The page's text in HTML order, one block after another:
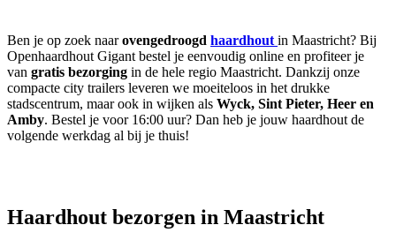
Ben je op zoek naarovengedroogd haardhout in Maastricht? Bij
Openhaardhout Gigant bestel je eenvoudig online en profiteer je
van gratis bezorging in de hele regio Maastricht. Dankzij onze
compacte city trailers leveren we moeiteloos in het drukke
stadscentrum, maar ook in wijken als Wyck, Sint Pieter, Heer en
Amby. Bestel je voor 16:00 uur? Dan heb je jouw haardhout de
volgende werkdag al bij je thuis!
Haardhout bezorgen in Maastricht